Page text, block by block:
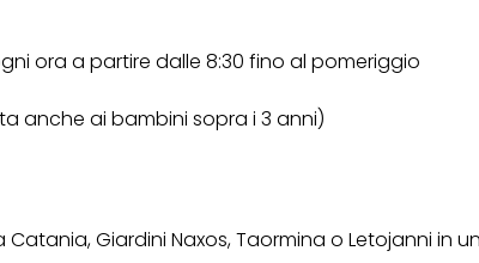
ora a partire dalle 8:30 fino al pomeriggio
anche ai bambini sopra i 3 anni)
Giardini Naxos, Taormina o Letojanni